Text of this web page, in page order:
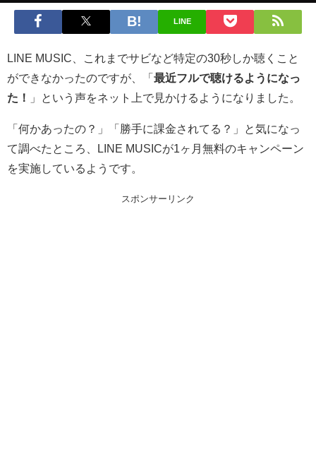
LINE
LINE MUSIC、これまでサビなど特定の30秒しか聴くこと
ができなかったのですが、「 最近フルで聴けるようになっ
た！
」という声をネット上で見かけるようになりました。
「何かあったの？」「勝手に課金されてる？」と気になっ
て調べたところ、LINE MUSICが1ヶ月無料のキャンペーン
を実施しているようです。
スポンサーリンク